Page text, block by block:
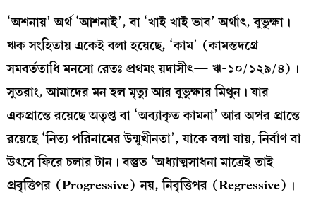
‘অশনায়’ অর্থ ‘আশনাই’, বা ‘খাই খাই ভাব’ অর্থাৎ, বুভুক্ষা।
ঋক সংহিতায় একেই বলা হয়েছে, ‘কাম’ (কামস্তদগ্রে
সমবর্ততাধি মনসো রেতঃ প্রথমং য়দাসীৎ— ঋ-১০/১২৯/৪)।
সুতরাং, আমাদের মন হল মৃত্যু আর বুভুক্ষার মিথুন। যার
একপ্রান্তে রয়েছে অতৃপ্ত বা ‘অব্যাকৃত কামনা’ আর অপর প্রান্তে
রয়েছে ‘নিত্য পরিনামের উন্মুখীনতা’, যাকে বলা যায়, নির্বাণ বা
উৎসে ফিরে চলার টান। বস্তুত ‘অধ্যাত্মসাধনা মাত্রেই তাই
প্রবৃত্তিপর (Progressive) নয়, নিবৃত্তিপর (Regressive)।